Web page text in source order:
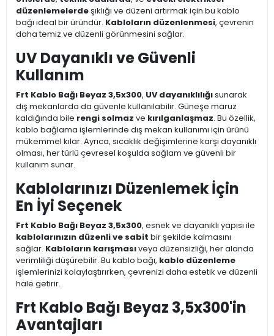
düzenlemelerdeşıklığı ve düzeni artırmak için bu kablo
bağı ideal bir üründür. Kabloların düzenlenmesi, çevrenin
daha temiz ve düzenli görünmesini sağlar.
UV Dayanıklı ve Güvenli
Kullanım
Frt Kablo Bağı Beyaz 3,5x300, UV dayanıklılığısunarak
dış mekanlarda da güvenle kullanılabilir. Güneşe maruz
kaldığında bile rengi solmaz ve kırılganlaşmaz. Bu özellik,
kablo bağlama işlemlerinde dış mekan kullanımı için ürünü
mükemmel kılar. Ayrıca, sıcaklık değişimlerine karşı dayanıklı
olması, her türlü çevresel koşulda sağlam ve güvenli bir
kullanım sunar.
Kablolarınızı Düzenlemek İçin
En İyi Seçenek
Frt Kablo Bağı Beyaz 3,5x300, esnek ve dayanıklı yapısı ile
kablolarınızın düzenli ve sabit bir şekilde kalmasını
sağlar. Kabloların karışmasıveya düzensizliği, her alanda
verimliliği düşürebilir. Bu kablo bağı, kablo düzenleme
işlemlerinizi kolaylaştırırken, çevrenizi daha estetik ve düzenli
hale getirir.
Frt Kablo Bağı Beyaz 3,5x300'in
Avantajları